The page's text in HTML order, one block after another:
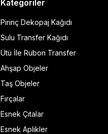
Kategoriler
Pirinç Dekopaj Kağıdı
Sulu Transfer Kağıdı
Ütü İle Rubon Transfer
Ahşap Objeler
Taş Objeler
Fırçalar
Esnek Çıtalar
Esnek Aplikler